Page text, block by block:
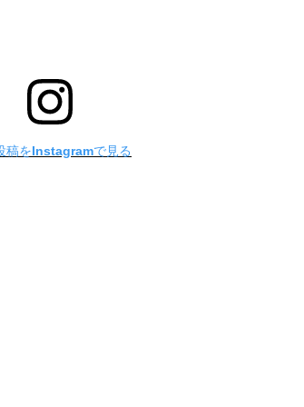
稿をInstagramで見る